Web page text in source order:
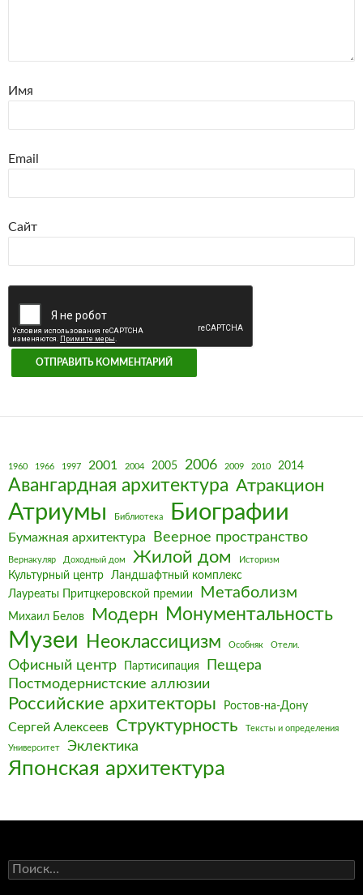
Имя
Email
Сайт
1960 1966 1997 2001 2004 2005 2006 2009 2010 2014
Авангардная архитектура Атракцион
Атриумы Библиотека Биографии
Бумажная архитектура Веерное пространство
Вернакуляр Доходный дом Жилой дом Историзм
Культурный центр
Ландшафтный комплекс
Лауреаты Притцкеровской премии
Метаболизм
Михаил Белов Модерн Монументальность
Музеи Неоклассицизм Особняк Отели.
Офисный центр Партисипация
Пещера
Постмодернистские аллюзии
Российские архитекторы Ростов-на-Дону
Сергей Алексеев Структурность Тексты и определения
Университет Эклектика
Японская архитектура
Найти: